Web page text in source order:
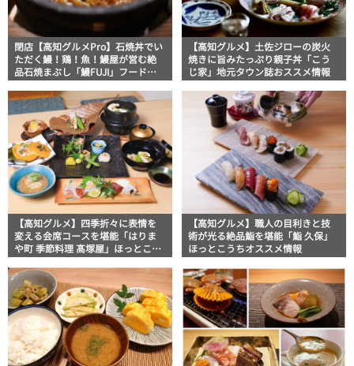
閉店【高知グルメPro】石焼丼でい
ただく鰻！鶏！魚！鰻屋が営む絶
品石焼まぶし「鰻FUJI」フードジ
【高知グルメ】土佐ジローの炭火
焼きに旨みたっぷり親子丼「こう
じ家」地元タウン誌おススメ情報
【高知グルメ】四季折々に表情を
変える会席コースを堪能「はりま
や町 季節料理 髙塚屋」ほっとこう
【高知グルメ】職人の目利きと技
術が光る絶品鮨を堪能「鮨 久保」
ほっとこうちオススメ情報